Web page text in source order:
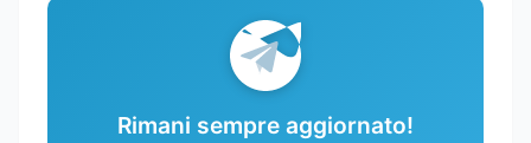
Rimani sempre aggiornato!